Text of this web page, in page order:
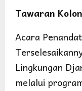
Tawaran
Acara
Lingkungan
melalui